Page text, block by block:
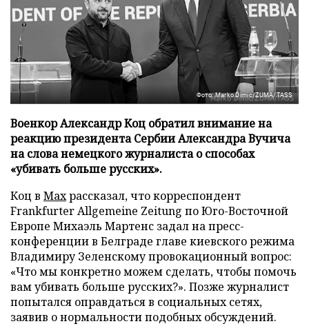
Фото: Marko Dimic/ZUMA/TASS
Военкор Александр Коц обратил внимание на
реакцию президента Сербии Александра Вучича
на слова немецкого журналиста о способах
«убивать больше русских».
Коц в Махрассказал, что корреспондент
Frankfurter Allgemeine Zeitung по Юго-Восточной
Европе Михаэль Мартенс задал на пресс-
конференции в Белграде главе киевского режима
Владимиру Зеленскому провокационный вопрос:
«Что мы конкретно можем сделать, чтобы помочь
вам убивать больше русских?». Позже журналист
попытался оправдаться в социальных сетях,
заявив о нормальности подобных обсуждений.